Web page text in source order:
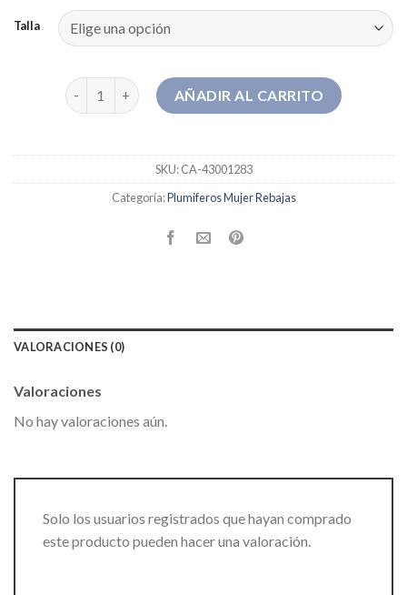
Talla
plumiferos mujer rebajas cantidad
AÑADIR AL CARRITO
SKU:CA-43001283
Categoría:Plumiferos Mujer Rebajas
VALORACIONES (0)
Valoraciones
No hay valoraciones aún.
Solo los usuarios registrados que hayan comprado
este producto pueden hacer una valoración.